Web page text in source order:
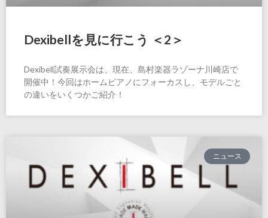
Dexibellを見に行こう ＜2＞
Dexibell試奏展示会は、現在、島村楽器ラゾーナ川崎店で
開催中！今回はホームピアノにフォーカスし、モデルごと
の違いをいくつかご紹介！
ニュース